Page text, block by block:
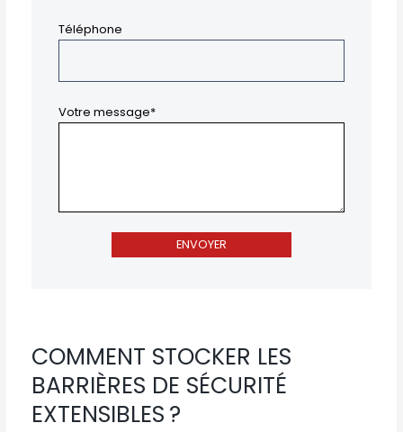
Téléphone
Votre message*
COMMENT STOCKER LES
BARRIÈRES DE SÉCURITÉ
EXTENSIBLES ?